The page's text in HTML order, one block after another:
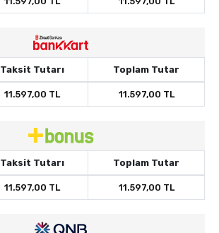
Taksit Tutarı Toplam Tutar
11.597,00 TL 11.597,00 TL
Taksit Tutarı Toplam Tutar
11.597,00 TL 11.597,00 TL